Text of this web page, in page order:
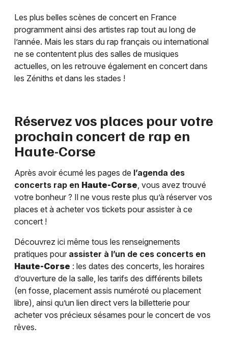
Les plus belles scènes de concert en France
programment ainsi des artistes rap tout au long de
l’année. Mais les stars du rap français ou international
ne se contentent plus des salles de musiques
actuelles, on les retrouve également en concert dans
les Zéniths et dans les stades !
Réservez vos places pour votre
prochain concert de rap en
Haute-Corse
Après avoir écumé les pages de l’agenda des
concerts rap en Haute-Corse, vous avez trouvé
votre bonheur ? Il ne vous reste plus qu’à réserver vos
places et à acheter vos tickets pour assister à ce
concert !
Découvrez ici même tous les renseignements
pratiques pour assister à l’un de ces concerts en
Haute-Corse : les dates des concerts, les horaires
d’ouverture de la salle, les tarifs des différents billets
(en fosse, placement assis numéroté ou placement
libre), ainsi qu’un lien direct vers la billetterie pour
acheter vos précieux sésames pour le concert de vos
rêves.